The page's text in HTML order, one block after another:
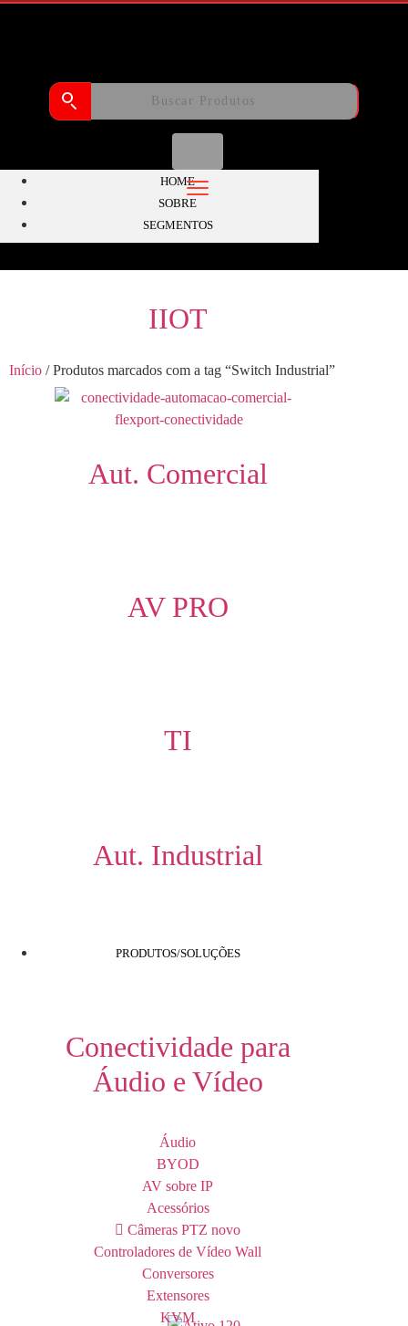
HOME
SOBRE
SEGMENTOS
IIOT
Aut. Comercial
AV PRO
TI
Aut. Industrial
PRODUTOS/SOLUÇÕES
Conectividade para
Áudio e Vídeo
Áudio
BYOD
AV sobre IP
Acessórios
Câmeras PTZ novo
Controladores de Vídeo Wall
Conversores
Extensores
KVM
Início / Produtos marcados com a tag “Switch Industrial”